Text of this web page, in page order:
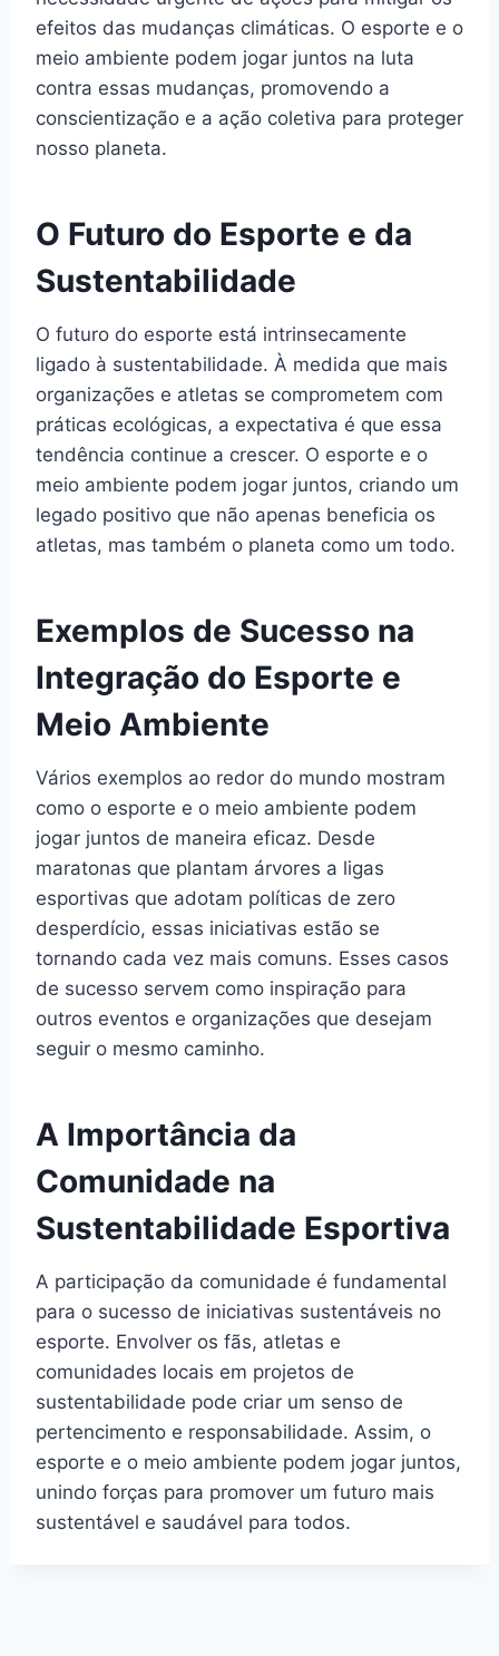
efeitos das mudanças climáticas. O esporte e o
meio ambiente podem jogar juntos na luta
contra essas mudanças, promovendo a
conscientização e a ação coletiva para proteger
nosso planeta.
O Futuro do Esporte e da
Sustentabilidade
O futuro do esporte está intrinsecamente
ligado à sustentabilidade. À medida que mais
organizações e atletas se comprometem com
práticas ecológicas, a expectativa é que essa
tendência continue a crescer. O esporte e o
meio ambiente podem jogar juntos, criando um
legado positivo que não apenas beneficia os
atletas, mas também o planeta como um todo.
Exemplos de Sucesso na
Integração do Esporte e
Meio Ambiente
Vários exemplos ao redor do mundo mostram
como o esporte e o meio ambiente podem
jogar juntos de maneira eficaz. Desde
maratonas que plantam árvores a ligas
esportivas que adotam políticas de zero
desperdício, essas iniciativas estão se
tornando cada vez mais comuns. Esses casos
de sucesso servem como inspiração para
outros eventos e organizações que desejam
seguir o mesmo caminho.
A Importância da
Comunidade na
Sustentabilidade Esportiva
A participação da comunidade é fundamental
para o sucesso de iniciativas sustentáveis no
esporte. Envolver os fãs, atletas e
comunidades locais em projetos de
sustentabilidade pode criar um senso de
pertencimento e responsabilidade. Assim, o
esporte e o meio ambiente podem jogar juntos,
unindo forças para promover um futuro mais
sustentável e saudável para todos.